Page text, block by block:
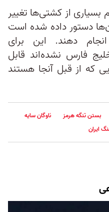
بسیاری از کشتی‌ها تغییر
دستور داده شده است
دهند. این برای
فارس نشده‌اند قابل
که از قبل آنجا هستند
بستن تنگه هرمز
ناوگان سایه
ایران